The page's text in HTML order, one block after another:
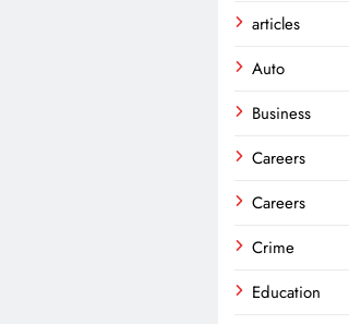
articles
Auto
Business
Careers
Careers
Crime
Education